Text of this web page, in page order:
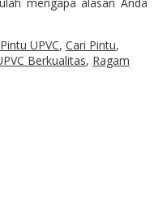
UPVC, Cari Pintu,
Berkualitas, Ragam